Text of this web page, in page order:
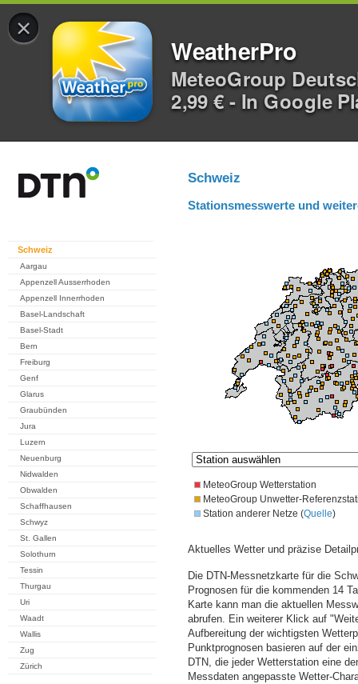
×
WeatherPro
MeteoGroup
2,99 € - In Google
Schweiz
Aargau
Appenzell Ausserrhoden
Appenzell Innerrhoden
Basel-Landschaft
Basel-Stadt
Bern
Freiburg
Genf
Glarus
Graubünden
Jura
Luzern
Neuenburg
Nidwalden
Obwalden
Schaffhausen
Schwyz
St. Gallen
Solothurn
Tessin
Thurgau
Uri
Waadt
Wallis
Zug
Zürich
Schweiz
Stationsmesswerte und
MeteoGroup Wetterstation
MeteoGroup Unwetter-
Station anderer Netze (Quelle)
Aktuelles Wetter und präzise
Die DTN-Messnetzkarte für die
Prognosen für die kommenden 14
Karte kann man die aktuellen
abrufen. Ein weiterer Klick auf
Aufbereitung der wichtigsten
Punktprognosen basieren auf der
DTN, die jeder Wetterstation eine
Messdaten angepasste Wetter-